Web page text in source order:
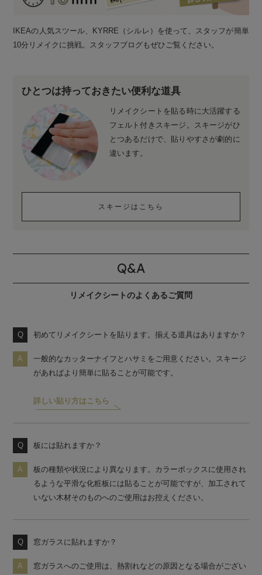
IKEAの人気スツール、KYRRE（シルレ）を使って、スタッフが簡単
10分リメイクに挑戦。スタッフブログもぜひご覧ください。
ひとつは持っておきたい便利な道具
リメイクシートを貼る時に大活躍する
フェルト付きスキージ。スキージがひ
とつあるだけで、貼りやすさが劇的に
違います。
スキージはこちら
Q&A
リメイクシートのよくあるご質問
初めてリメイクシートを貼ります。揃える道具はありますか？
一般的なカッターナイフとハサミをご用意ください。スキージ
があればより簡単に貼ることが可能です。
詳しい貼り方はこちら
板には貼れますか？
板の種類や状況により異なります。カラーボックスに使用され
るような平滑な化粧板には貼ることが可能ですが、加工されて
いない木材そのものへのご使用はお控えください。
窓ガラスに貼れますか？
窓ガラスへのご使用は、熱割れなどの原因となる場合がござい